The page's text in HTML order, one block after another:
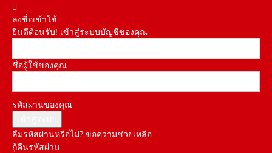
ลงชื่อเข้าใช้
ยินดีต้อนรับ! เข้าสู่ระบบบัญชีของคุณ
ชื่อผู้ใช้ของคุณ
รหัสผ่านของคุณ
ลืมรหัสผ่านหรือไม่? ขอความช่วยเหลือ
กู้คืนรหัสผ่าน